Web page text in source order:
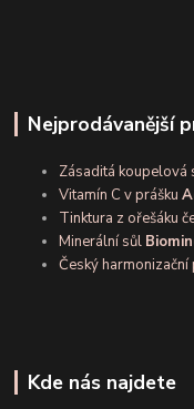
Nejprodávanější
Zásaditá koupelová
Vitamín C v prášku
Tinktura z ořešáku
Minerální sůl
Český
Kde nás najdete